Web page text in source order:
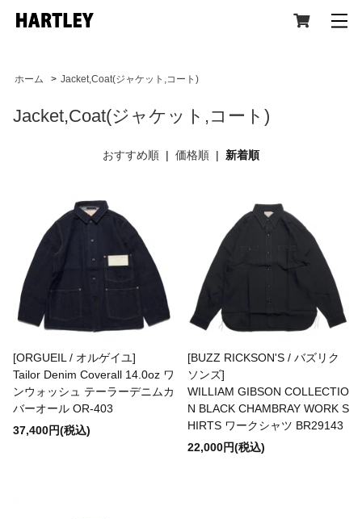
ホーム > Jacket,Coat(ジャケット,コート)
Jacket,Coat(ジャケット,コート)
おすすめ順 | 価格順 | 新着順
[ORGUEIL / オルゲイユ]
Tailor Denim Coverall 14.0oz ワ
ンウォッシュ テーラーデニムカ
バーオール OR-403
37,400円(税込)
[BUZZ RICKSON'S / バズリク
ソンズ]
WILLIAM GIBSON COLLECTIO
N BLACK CHAMBRAY WORK S
HIRTS ワークシャツ BR29143
22,000円(税込)
CATEGORY
All Item (全アイテム)
Tops(トップス)
Jacket,Coat(ジャケット,コート)
Bottoms(ボトムス)
Headwear(キャップ,ハット等)